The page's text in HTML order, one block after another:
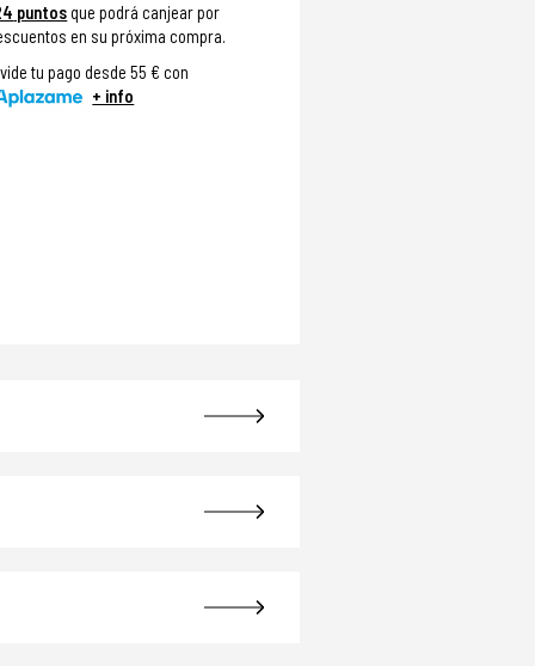
puntos que podrá canjear por
en su próxima compra.
tu pago desde 55 € con
+ info